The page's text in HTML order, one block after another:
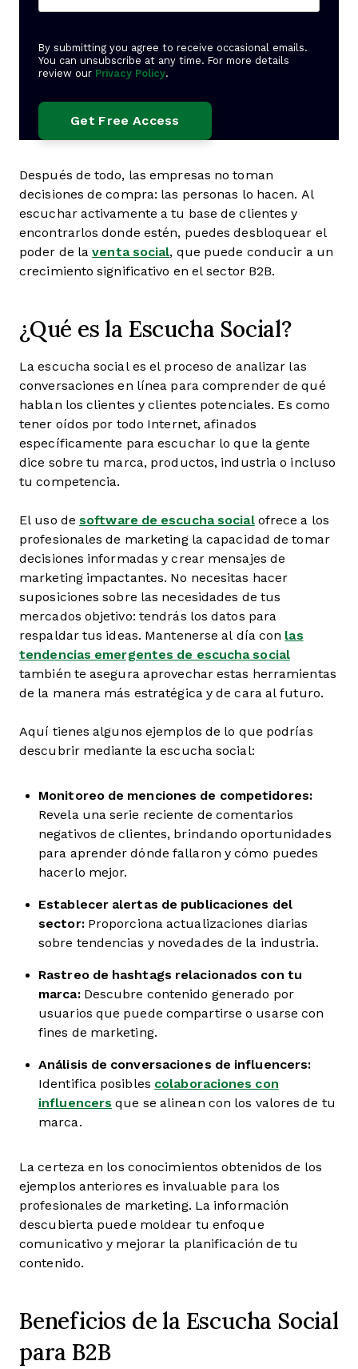
By submitting you agree to receive occasional emails.
You can unsubscribe at any time. For more details
review our Privacy Policy.
Después de todo, las empresas no toman
decisiones de compra: las personas lo hacen. Al
escuchar activamente a tu base de clientes y
encontrarlos donde estén, puedes desbloquear el
poder de laventa social, que puede conducir a un
crecimiento significativo en el sector B2B.
¿Qué es la Escucha Social?
La escucha social es el proceso de analizar las
conversaciones en línea para comprender de qué
hablan los clientes y clientes potenciales. Es como
tener oídos por todo Internet, afinados
específicamente para escuchar lo que la gente
dice sobre tu marca, productos, industria o incluso
tu competencia.
El uso de software de escucha socialofrece a los
profesionales de marketing la capacidad de tomar
decisiones informadas y crear mensajes de
marketing impactantes. No necesitas hacer
suposiciones sobre las necesidades de tus
mercados objetivo: tendrás los datos para
respaldar tus ideas. Mantenerse al día con las
tendencias emergentes de escucha social
también te asegura aprovechar estas herramientas
de la manera más estratégica y de cara al futuro.
Aquí tienes algunos ejemplos de lo que podrías
descubrir mediante la escucha social:
Monitoreo de menciones de competidores:
Revela una serie reciente de comentarios
negativos de clientes, brindando oportunidades
para aprender dónde fallaron y cómo puedes
hacerlo mejor.
Establecer alertas de publicaciones del
sector:Proporciona actualizaciones diarias
sobre tendencias y novedades de la industria.
Rastreo de hashtags relacionados con tu
marca:Descubre contenido generado por
usuarios que puede compartirse o usarse con
fines de marketing.
Análisis de conversaciones de influencers:
Identifica posibles colaboraciones con
influencers que se alinean con los valores de tu
marca.
La certeza en los conocimientos obtenidos de los
ejemplos anteriores es invaluable para los
profesionales de marketing. La información
descubierta puede moldear tu enfoque
comunicativo y mejorar la planificación de tu
contenido.
Beneficios de la Escucha Social
para B2B